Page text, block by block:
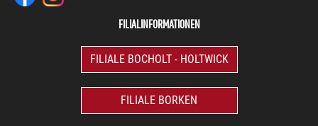
FILIALINFORMATIONEN
FILIALE BOCHOLT - HOLTWICK
FILIALE BORKEN